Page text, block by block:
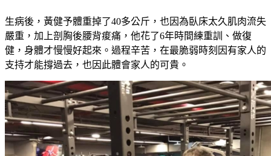
生病後，黃健予體重掉了40多公斤，也因為臥床太久肌肉流失
嚴重，加上剖胸後腰背痠痛，他花了6年時間練重訓、做復
健，身體才慢慢好起來。過程辛苦，在最脆弱時刻因有家人的
支持才能撐過去，也因此體會家人的可貴。